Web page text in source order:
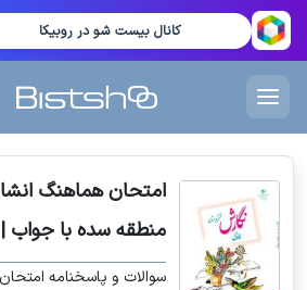
کانال بیست شو در روبیکا
امتحان هماهنگ
منطقه سده با جواب |
سوالات و پاسخنامه